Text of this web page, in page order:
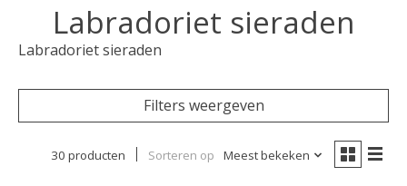
Labradoriet sieraden
Labradoriet sieraden
Filters weergeven
30 producten Sorteren op Meest bekeken